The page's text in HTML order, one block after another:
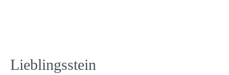
Lieblingsstein